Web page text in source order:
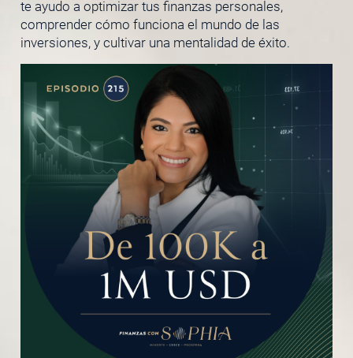
te ayudo a optimizar tus finanzas personales,
comprender cómo funciona el mundo de las
inversiones, y cultivar una mentalidad de éxito.